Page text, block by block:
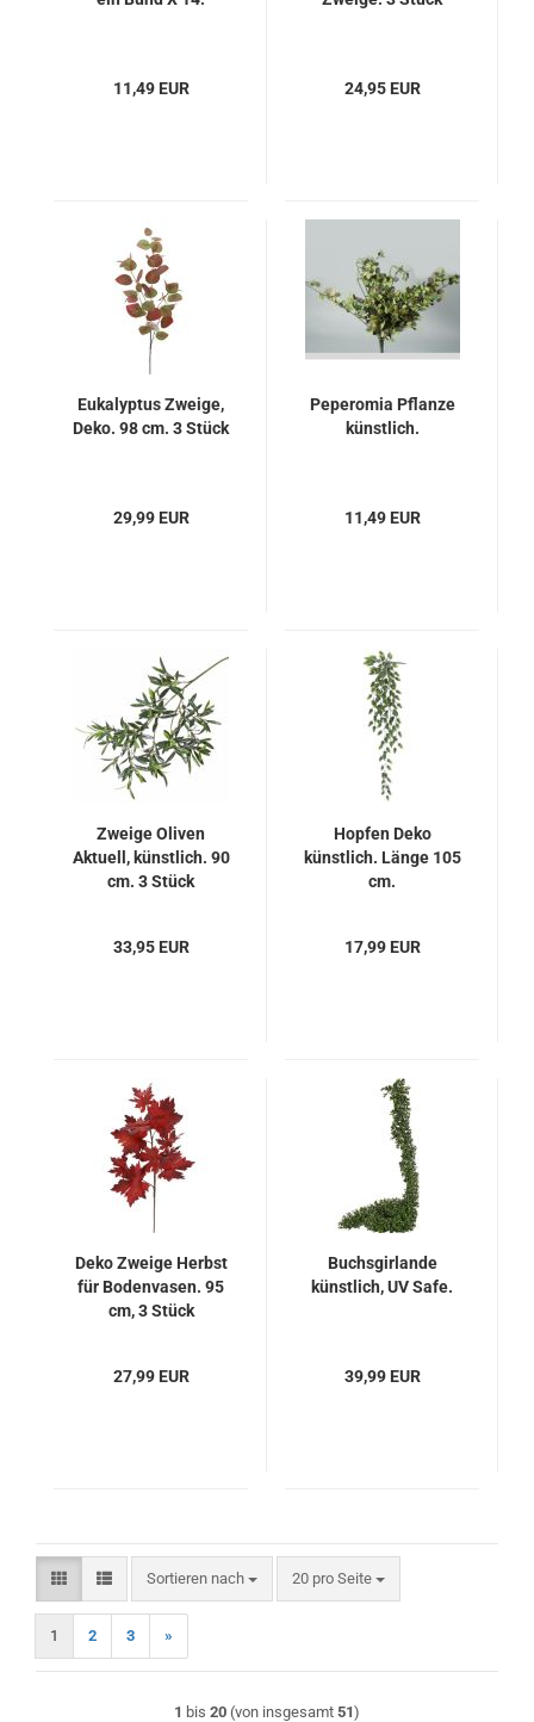
11,49 EUR 24,95 EUR
Eukalyptus Zweige,
Deko. 98 cm. 3 Stück
29,99 EUR
Peperomia Pflanze
künstlich.
11,49 EUR
Zweige Oliven
Aktuell, künstlich. 90
cm. 3 Stück
33,95 EUR
Hopfen Deko
künstlich. Länge 105
cm.
17,99 EUR
Deko Zweige Herbst
für Bodenvasen. 95
cm, 3 Stück
27,99 EUR
Buchsgirlande
künstlich, UV Safe.
39,99 EUR
Sortieren nach
Sortieren nach 20 pro Seite
pro Seite
1 2 3 »
1 bis 20 (von insgesamt 51)